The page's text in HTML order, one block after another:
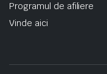
Programul de afiliere
Vinde aici